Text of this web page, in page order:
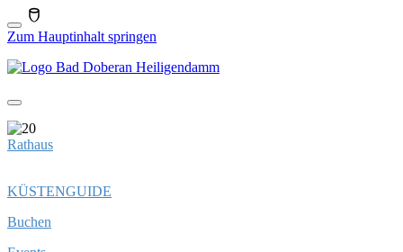
Zum Hauptinhalt springen
Rathaus
KÜSTENGUIDE
Buchen